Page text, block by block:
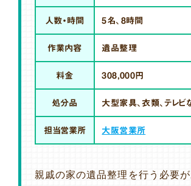
人数・時間 5名、8時間
作業内容 遺品整理
料金 308,000円
処分品 大型家具、衣類、テレビ
担当営業所 大阪営業所
親戚の家の遺品整理を行う必要が